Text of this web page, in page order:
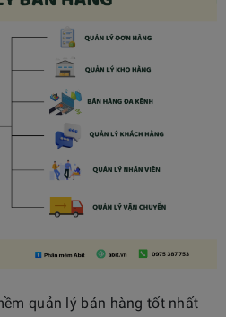
quản lý bán hàng tốt nhất